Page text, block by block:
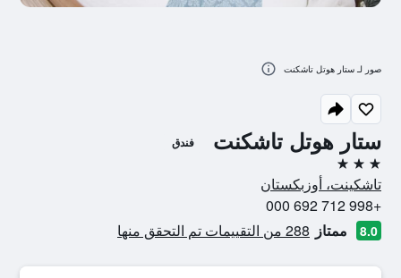
ستار هوتل تاشكنت فندق
3 نجوم
تاشكينت، أوزبكستان
+998 712 692 000
8.0 ممتاز 288 من التقييمات تم التحقق منها
صور لـ ستار هوتل تاشكنت